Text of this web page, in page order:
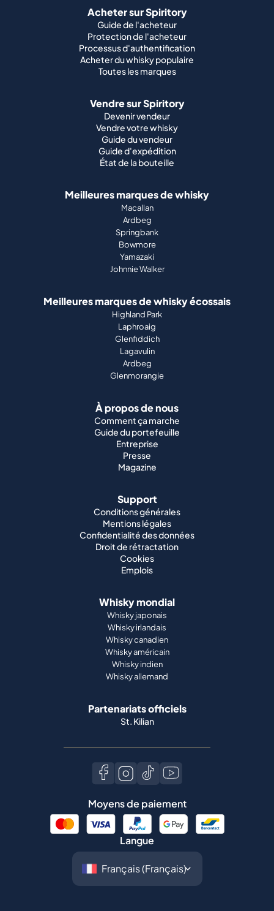
Acheter sur Spiritory
Guide de l'acheteur
Protection de l'acheteur
Processus d'authentification
Acheter du whisky populaire
Toutes les marques
Vendre sur Spiritory
Devenir vendeur
Vendre votre whisky
Guide du vendeur
Guide d'expédition
État de la bouteille
Meilleures marques de whisky
Macallan
Ardbeg
Springbank
Bowmore
Yamazaki
Johnnie Walker
Meilleures marques de whisky écossais
Highland Park
Laphroaig
Glenfiddich
Lagavulin
Ardbeg
Glenmorangie
À propos de nous
Comment ça marche
Guide du portefeuille
Entreprise
Presse
Magazine
Support
Conditions générales
Mentions légales
Confidentialité des données
Droit de rétractation
Cookies
Emplois
Whisky mondial
Whisky japonais
Whisky irlandais
Whisky canadien
Whisky américain
Whisky indien
Whisky allemand
Partenariats officiels
St. Kilian
Moyens de paiement
Langue